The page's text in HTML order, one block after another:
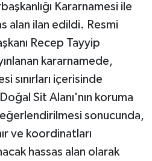
Kararnamesi ile
alan ilan edildi. Resmi
Recep Tayyip
kararnamede,
sınırları içerisinde
Sit Alanı'nın koruma
sonucunda,
ve koordinatları
hassas alan olarak